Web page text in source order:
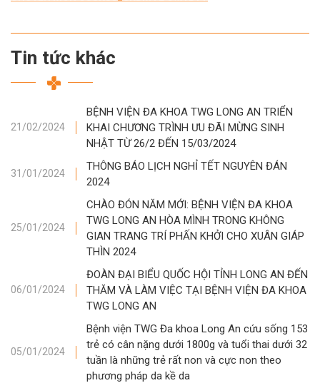
Tin tức khác
21/02/2024
BỆNH VIỆN ĐA KHOA TWG LONG AN TRIỂN
KHAI CHƯƠNG TRÌNH ƯU ĐÃI MỪNG SINH
NHẬT TỪ 26/2 ĐẾN 15/03/2024
31/01/2024
THÔNG BÁO LỊCH NGHỈ TẾT NGUYÊN ĐÁN
2024
25/01/2024
CHÀO ĐÓN NĂM MỚI: BỆNH VIỆN ĐA KHOA
TWG LONG AN HÒA MÌNH TRONG KHÔNG
GIAN TRANG TRÍ PHẤN KHỞI CHO XUÂN GIÁP
THÌN 2024
06/01/2024
ĐOÀN ĐẠI BIỂU QUỐC HỘI TỈNH LONG AN ĐẾN
THĂM VÀ LÀM VIỆC TẠI BỆNH VIỆN ĐA KHOA
TWG LONG AN
05/01/2024
Bệnh viện TWG Đa khoa Long An cứu sống 153
trẻ có cân nặng dưới 1800g và tuổi thai dưới 32
tuần là những trẻ rất non và cực non theo
phương pháp da kề da